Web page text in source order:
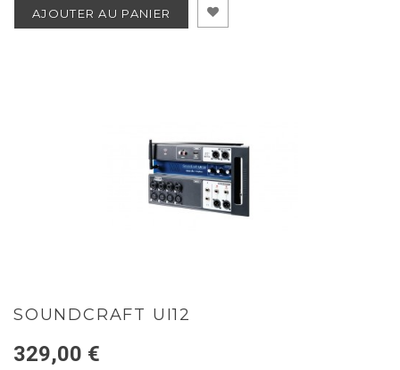
AJOUTER AU PANIER
SOUNDCRAFT UI12
329,00 €